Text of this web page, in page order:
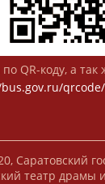
QR-коду, а
Саратовский
театр драмы